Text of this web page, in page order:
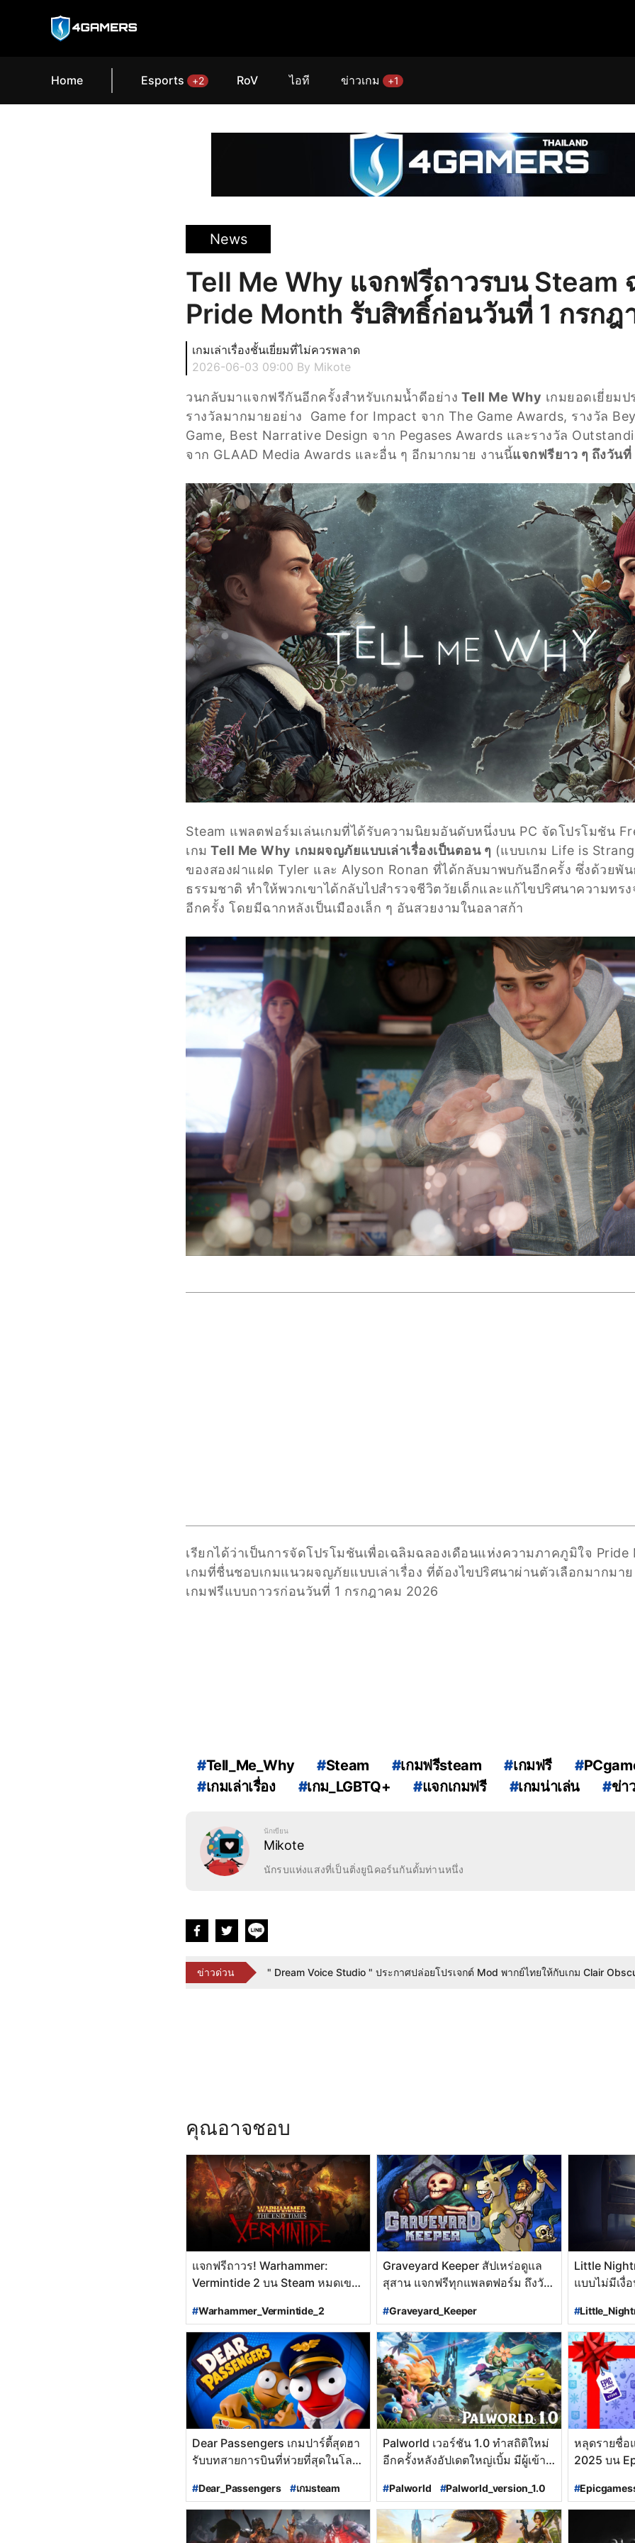
Home Esports +2 RoV ไอที ข่าวเกม +1
News
Tell Me Why แจกฟรีถาวรบน Steam
Pride Month รับสิทธิ์ก่อนวันที่ 1 กรก
เกมเล่าเรื่องชั้นเยี่ยมที่ไม่ควรพลาด
2026-06-03 09:00 By Mikote
วนกลับมาแจกฟรีกันอีกครั้งสำหรับเกมน้ำดีอย่าง Tell Me Why เกมยอดเยี่ยมป
รางวัลมากมายอย่าง Game for Impact จาก The Game Awards, รางวัล
Game, Best Narrative Design จาก Pegases Awards และรางวัล
จาก GLAAD Media Awards และอื่น ๆ อีกมากมาย งานนี้แจกฟรียาว ๆ ถึงวันที่
Steam แพลตฟอร์มเล่นเกมที่ได้รับความนิยมอันดับหนึ่งบน PC จัดโปรโมชัน
เกม Tell Me Why เกมผจญภัยแบบเล่าเรื่องเป็นตอน ๆ (แบบเกม Life is
ของสองฝาแฝด Tyler และ Alyson Ronan ที่ได้กลับมาพบกันอีกครั้ง ซึ่งด้วยพัน
ธรรมชาติ ทำให้พวกเขาได้กลับไปสำรวจชีวิตวัยเด็กและแก้ไขปริศนาความทร
อีกครั้ง โดยมีฉากหลังเป็นเมืองเล็ก ๆ อันสวยงามในอลาสก้า
เรียกได้ว่าเป็นการจัดโปรโมชันเพื่อเฉลิมฉลองเดือนแห่งความภาคภูมิใจ
เกมที่ชื่นชอบเกมแนวผจญภัยแบบเล่าเรื่อง ที่ต้องไขปริศนาผ่านตัวเลือกมากมา
เกมฟรีแบบถาวรก่อนวันที่ 1 กรกฎาคม 2026
#Tell_Me_Why #Steam #เกมฟรีsteam #เกมฟรี #
#เกมเล่าเรื่อง #เกม_LGBTQ+ #แจกเกมฟรี #เกมน่าเล่น #ข่า
นักเขียน
Mikote
นักรบแห่งแสงที่เป็นติ่งยูนิคอร์นกันดั้มท่านหนึ่ง
ข่าวด่วน
ฝ่ายสนับสนุนของ Netflix บอกว่าตัวอย่าง GTA 6 จะมีความยาว 20 นาที
คุณอาจชอบ
แจกฟรีถาวร! Warhammer:
Vermintide 2 บน Steam หมดเขต
#Warhammer_Vermintide_2
#Warhammer #Vermintide_2
#เกมsteam #Steam
#เกมฟรีsteam #แจกเกมฟรี
#ข่าวเกมPC #PCgame #ข่าวเกม
#เกมฟรี
Graveyard Keeper สัปเหร่อดูแล
สุสาน แจกฟรีทุกแพลตฟอร์ม ถึงวัน
#Graveyard_Keeper
#เกมฟรีsteam #เกมsteam
#แจกเกมฟรี #Steam #Playstation
#Xbox #NintendoSwitch
#ข่าวเกม #เกมแจกฟรี_steam
#เกมน่าเล่น #PCgame
#ConsoleGame
Little
แบบไม่มีเงื่
#
#
#เกมถูกเกมฟรี
#เกมฟรี
# แจกเกมฟรี
# PCgame
Dear Passengers เกมปาร์ตี้สุดฮา
รับบทสายการบินที่ห่วยที่สุดในโลก
ปลอดภัย!
#Dear_Passengers #เกมsteam
#เกมใหม่steam #Steam
เกมใหม่น่าเล่น #เกมใหม่_2026
#เกมปาร์ตี้ #เกมเล่นกับเพื่อน
Palworld เวอร์ชัน 1.0 ทำสถิติใหม่
อีกครั้งหลังอัปเดตใหญ่เบิ้ม มีผู้เข้า
#Palworld #Palworld_version_1.0
#Palworld_Update #เกมsteam
#Steam #PlayStation5
#Xbox_Game_Pass #PCgame
หลุดรายชื่อ
2025 บน
#
#Epicแจกเกม
เ